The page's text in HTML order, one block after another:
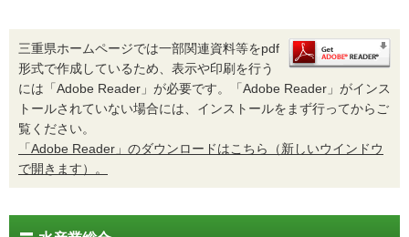
三重県ホームページでは一部関連資料等をpdf
形式で作成しているため、表示や印刷を行う
には「Adobe Reader」が必要です。「Adobe Reader」がインス
トールされていない場合には、インストールをまず行ってからご
覧ください。
「Adobe Reader」のダウンロードはこちら（新しいウインドウ
で開きます）。